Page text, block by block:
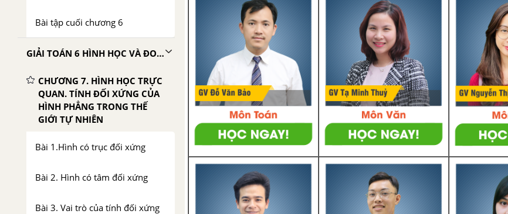
Bài tập cuối chương 6
GIẢI TOÁN 6 HÌNH HỌC VÀ ĐO LƯỜNG TẬP 2 CHÂN TRỜI SÁNG TẠO
CHƯƠNG 7. HÌNH HỌC TRỰC
QUAN. TÍNH ĐỐI XỨNG CỦA
HÌNH PHẲNG TRONG THẾ
GIỚI TỰ NHIÊN
Bài 1.Hình có trục đối xứng
Bài 2. Hình có tâm đối xứng
Bài 3. Vai trò của tính đối xứng